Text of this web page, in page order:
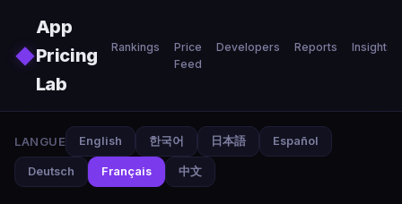
◆
App
Pricing
Lab
Rankings
Price
Feed
Developers Reports Insights
LANGUE English 한국어 日本語 Español
Deutsch Français 中文